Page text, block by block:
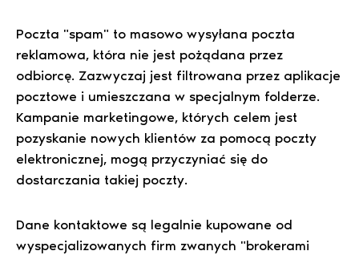
Poczta "spam" to masowo wysyłana poczta
reklamowa, która nie jest pożądana przez
odbiorcę. Zazwyczaj jest filtrowana przez aplikacje
pocztowe i umieszczana w specjalnym folderze.
Kampanie marketingowe, których celem jest
pozyskanie nowych klientów za pomocą poczty
elektronicznej, mogą przyczyniać się do
dostarczania takiej poczty.
Dane kontaktowe są legalnie kupowane od
wyspecjalizowanych firm zwanych "brokerami